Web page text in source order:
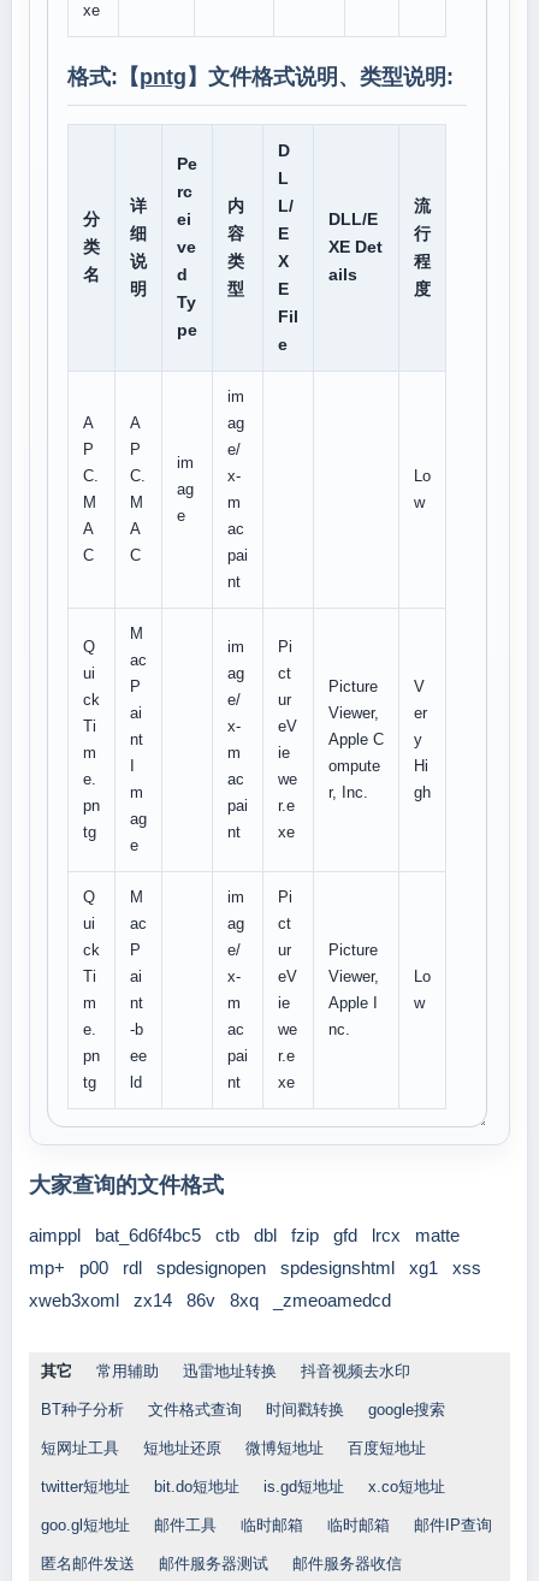
xe
格式:【pntg 】文件格式说明、类型说明:
分
类
名
详
细
说
明
Pe
rc
ei
ve
d
Ty
pe
内
容
类
型
D
L
L/
E
X
E
Fil
e
DLL/E
XE Det
ails
流
行
程
度
A
P
C.
M
A
C
A
P
C.
M
A
C
im
ag
e
im
ag
e/
x-
m
ac
pai
nt
Lo
w
Q
ui
ck
Ti
m
e.
pn
tg
M
ac
P
ai
nt
m
ag
e
im
ag
e/
x-
m
ac
pai
nt
Pi
ct
ur
eV
ie
we
r.e
xe
Picture
Viewer,
Apple C
ompute
r, Inc.
V
er
y
Hi
gh
Q
ui
ck
Ti
m
e.
pn
tg
M
ac
P
ai
nt
-b
ee
ld
im
ag
e/
x-
m
ac
pai
nt
Pi
ct
ur
eV
ie
we
r.e
xe
Picture
Viewer,
Apple I
nc.
Lo
w
大家查询的文件格式
aimppl bat_6d6f4bc5 ctb dbl fzip gfd lrcx
matte
mp+
p00 rdl spdesignopen spdesignshtml xg1
xss
xweb3xoml
zx14 86v 8xq _zmeoamedcd
其它 常用辅助 迅雷地址转换 抖音视频去水印
BT种子分析 文件格式查询 时间戳转换 google搜索
短网址工具 短地址还原 微博短地址 百度短地址
twitter短地址 bit.do短地址 is.gd短地址 x.co短地址
goo.gl短地址 邮件工具 临时邮箱 临时邮箱 邮件IP查询
匿名邮件发送 邮件服务器测试 邮件服务器收信